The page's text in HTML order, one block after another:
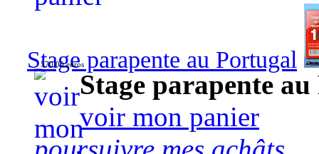
Stage parapente au Portugal
570,00 euros
Stage parapente
voir mon panier